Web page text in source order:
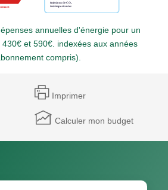
annuelles d'énergie pour un
et 590€. indexées aux années
compris).
Imprimer
Calculer mon budget